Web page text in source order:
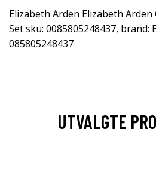
Elizabeth Arden Elizabeth Arden
Set sku: 0085805248437, brand:
085805248437
UTVALGTE